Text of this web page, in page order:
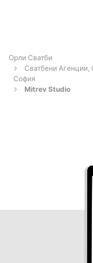
Орли Сватби
Сватбени Агенции,
София
Mitrev Studio